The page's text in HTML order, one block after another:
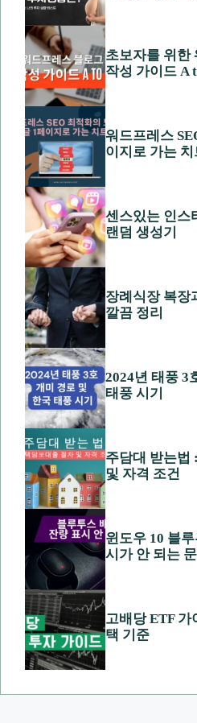
초보자를 위한
작성 가이드 A
워드프레스
이지로 가는 치
센스있는 인스
랜덤 생성기
장례식장 복장
깔끔 정리
2024년 태풍 3
태풍 시기
주담대 받는법
및 자격 조건
윈도우 10 블
시가 안 되는
고배당 ETF 가
택 기준